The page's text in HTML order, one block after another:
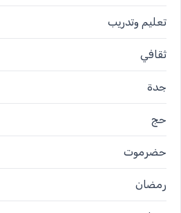
تعليم وتدريب
ثقافي
جدة
حج
حضرموت
رمضان